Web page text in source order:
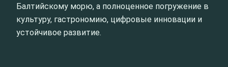
Балтийскому морю, а полноценное погружение в
культуру, гастрономию, цифровые инновации и
устойчивое развитие.